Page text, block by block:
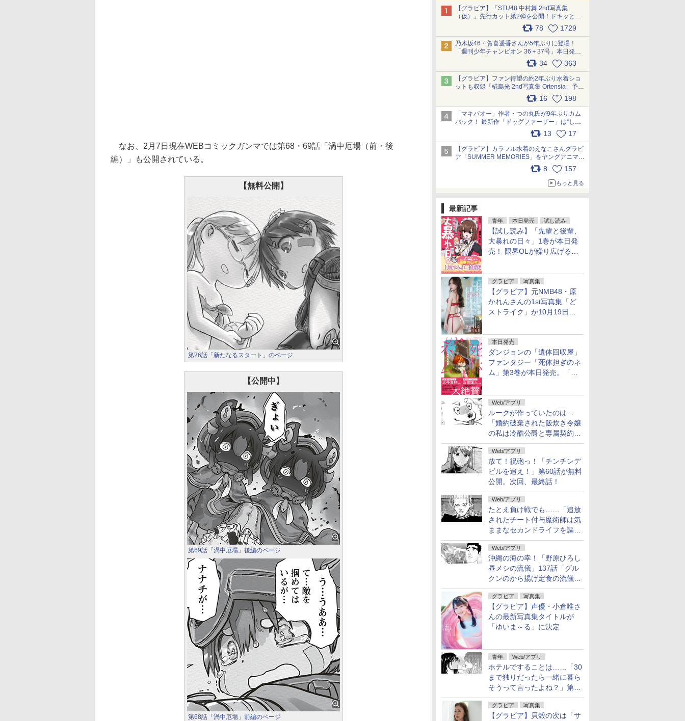
【グラビア】「STU48 中村舞 2nd写真集
（仮）」先行カット第2弾を公開！ドキッとす
るランジェリーカットなど新たな挑戦
78 1729
乃木坂46・賀喜遥香さんが5年ぶりに登場！
「週刊少年チャンピオン 36＋37号」本日発
売 pic.x.com/2Mo85ZlRvK
34 363
【グラビア】ファン待望の約2年ぶり水着ショ
ットも収録「椛島光 2nd写真集 Ortensia」予約
16 198
「マキバオー」作者・つの丸氏が9年ぶりカム
バック！ 最新作「ドッグファーザー」は“しゃ
べらない動物”とのリアルな暮らしを描く 「も
うこれ以上の幸せはない」……一緒に暮らす愛
犬たちへ… pic.x.com/hEr88DgVyD
13 17
【グラビア】カラフル水着のえなこさんグラビ
ア「SUMMER MEMORIES」をヤングアニマル
Webで公開中 pic.x.com/wdmmjZ7DnV
8 157
もっと見る
最新記事
青年 本日発売 試し読み
【試し読み】「先輩と後輩、
大暴れの日々」1巻が本日発
売！ 限界OLが繰り広げる禁
グラビア 写真集
【グラビア】元NMB48・原
かれんさんの1st写真集「ど
ストライク」が10月19日発
本日発売
ダンジョンの「遺体回収屋」
ファンタジー「死体担ぎのネ
ム」第3巻が本日発売。「フ
Web/アプリ
ルークが作っていたのは…
「婚約破棄された飯炊き令嬢
の私は冷酷公爵と専属契約し
ました」の「おまけ24」が無
料公開
Web/アプリ
放て！祝砲っ！「チンチンデ
ビルを追え！」第60話が無料
公開。次回、最終話！
Web/アプリ
たとえ負け戦でも……「追放
されたチート付与魔術師は気
ままなセカンドライフを謳歌
する。」第92話が無料公開。
2人の忠臣
Web/アプリ
沖縄の海の幸！「野原ひろし
昼メシの流儀」137話「グル
クンのから揚げ定食の流儀」
が無料公開
グラビア 写真集
【グラビア】声優・小倉唯さ
んの最新写真集タイトルが
「ゆいま～る」に決定
青年 Web/アプリ
ホテルですることは……「30
まで独りだったら一緒に暮ら
そうって言ったよね？」第8
話が無料公開。一緒にお風
呂！
グラビア 写真集
【グラビア】貝殻の次は「サ
なお、2月7日現在WEBコミックガンマでは第68・69話「渦中厄場（前・後
編）」も公開されている。
【無料公開】
第26話「新たなるスタート」のページ
【公開中】
第69話「渦中厄場」後編のページ
第68話「渦中厄場」前編のページ